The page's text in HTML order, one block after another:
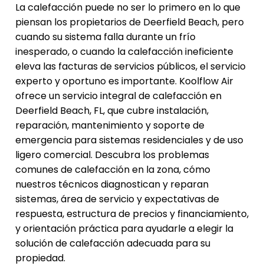
La calefacción puede no ser lo primero en lo que
piensan los propietarios de Deerfield Beach, pero
cuando su sistema falla durante un frío
inesperado, o cuando la calefacción ineficiente
eleva las facturas de servicios públicos, el servicio
experto y oportuno es importante. Koolflow Air
ofrece un servicio integral de calefacción en
Deerfield Beach, FL, que cubre instalación,
reparación, mantenimiento y soporte de
emergencia para sistemas residenciales y de uso
ligero comercial. Descubra los problemas
comunes de calefacción en la zona, cómo
nuestros técnicos diagnostican y reparan
sistemas, área de servicio y expectativas de
respuesta, estructura de precios y financiamiento,
y orientación práctica para ayudarle a elegir la
solución de calefacción adecuada para su
propiedad.